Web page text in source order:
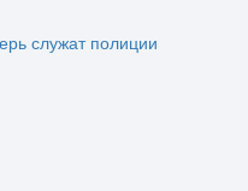
служат полиции